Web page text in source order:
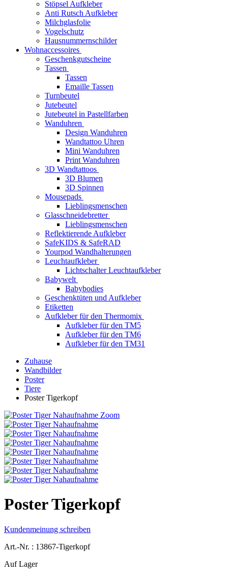
Stöpsel Aufkleber
Anti Rutsch Aufkleber
Milchglasfolie
Vogelschutz
Hausnummernschilder
Wohnaccessoires
Geschenkgutscheine
Tassen
Tassen
Emaille Tassen
Turnbeutel
Jutebeutel
Jutebeutel in Pastellfarben
Wanduhren
Design Wanduhren
Wandtattoo Uhren
Mini Wanduhren
Print Wanduhren
3D Wandtattoos
3D Blumen
3D Spinnen
Mousepads
Lieblingsmenschen
Glasschneidebretter
Lieblingsmenschen
Reflektierende Aufkleber
SafeKIDS & SafeRAD
Yourpod Wandhalterungen
Leuchtaufkleber
Lichtschalter Leuchtaufkleber
Babywelt
Babybodies
Geschenktüten und Aufkleber
Etiketten
Aufkleber für den Thermomix
Aufkleber für den TM5
Aufkleber für den TM6
Aufkleber für den TM31
Zuhause
Wandbilder
Poster
Tiere
Poster Tigerkopf
Zoom
Poster Tigerkopf
Kundenmeinung schreiben
Art.-Nr. : 13867-Tigerkopf
Auf Lager